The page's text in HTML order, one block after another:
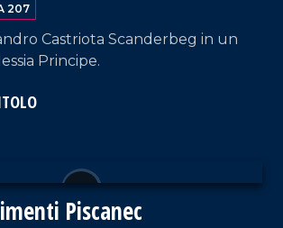
207
Castriota Scanderbeg in un
Principe.
Piscanec